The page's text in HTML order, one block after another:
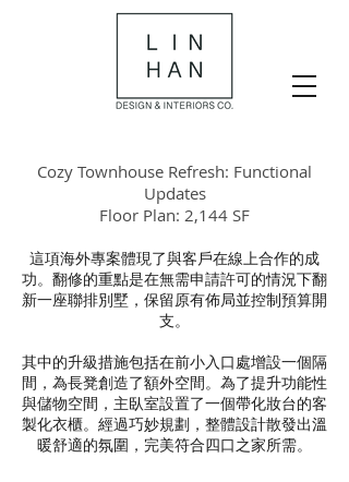
Cozy Townhouse Refresh: Functional
Updates
Floor Plan: 2,144 SF
這項海外專案體現了與客戶在線上合作的成
功。翻修的重點是在無需申請許可的情況下翻
新一座聯排別墅，保留原有佈局並控制預算開
支。
其中的升級措施包括在前小入口處增設一個隔
間，為長凳創造了額外空間。為了提升功能性
與儲物空間，主臥室設置了一個帶化妝台的客
製化衣櫃。經過巧妙規劃，整體設計散發出溫
暖舒適的氛圍，完美符合四口之家所需。